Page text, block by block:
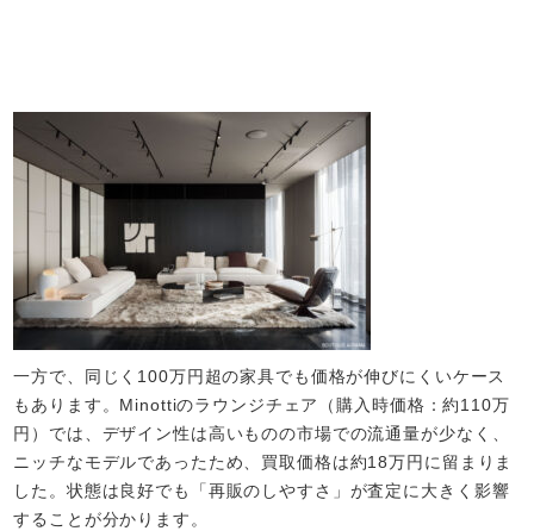
一方で、同じく100万円超の家具でも価格が伸びにくいケース
もあります。Minottiのラウンジチェア（購入時価格：約110万
円）では、デザイン性は高いものの市場での流通量が少なく、
ニッチなモデルであったため、買取価格は約18万円に留まりま
した。状態は良好でも「再販のしやすさ」が査定に大きく影響
することが分かります。